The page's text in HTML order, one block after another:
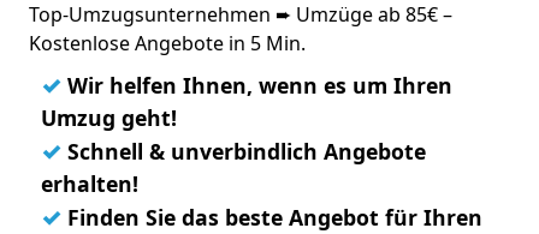
Top-Umzugsunternehmen ➨ Umzüge ab 85€ –
Kostenlose Angebote in 5 Min.
✓ Wir helfen Ihnen, wenn es um Ihren
Umzug geht!
✓ Schnell & unverbindlich Angebote
erhalten!
✓ Finden Sie das beste Angebot für Ihren